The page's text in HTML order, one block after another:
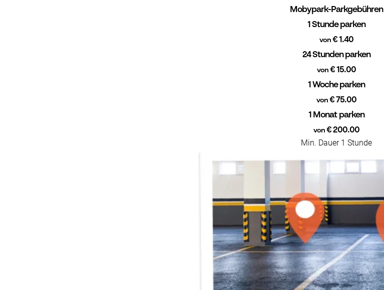
Mobypark-Parkgebühren
1 Stunde parken
von€ 1.40
24 Stunden parken
von€ 15.00
1 Woche parken
von€ 75.00
1 Monat parken
von € 200.00
Min. Dauer 1 Stunde